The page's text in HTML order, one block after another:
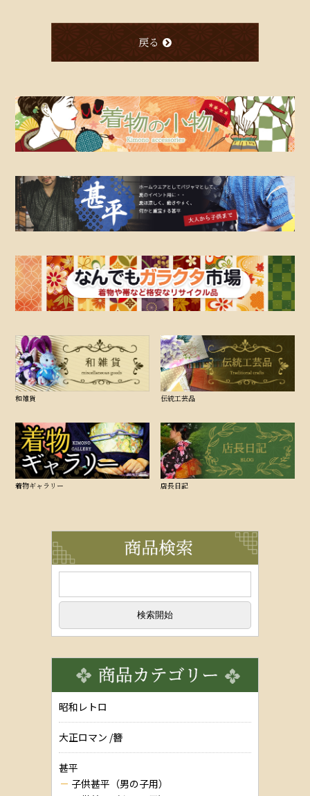
戻る
和雑貨 伝統工芸品
着物ギャラリー 店長日記
昭和レトロ
大正ロマン /簪
甚平
子供甚平（男の子用）